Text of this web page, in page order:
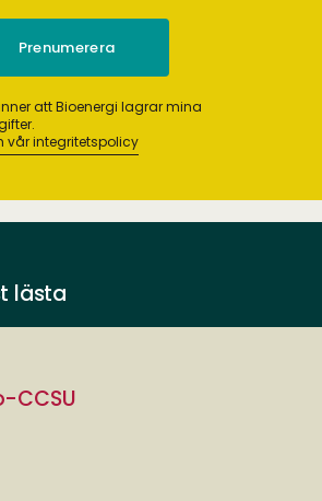
att Bioenergi lagrar mina
vår integritetspolicy
lästa
CCSU